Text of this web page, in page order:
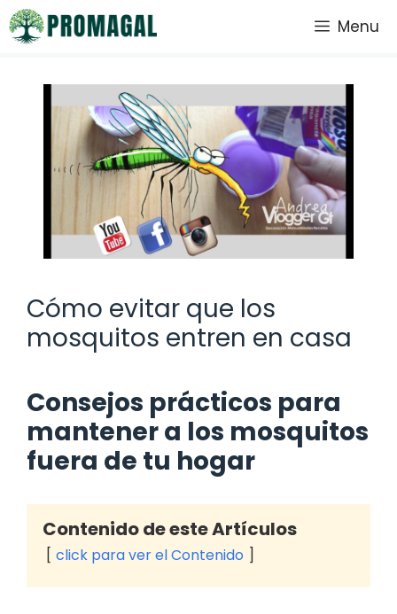
Saltar
al
Menu
Cómo evitar que los
mosquitos entren en casa
Consejos prácticos para
mantener a los mosquitos
fuera de tu hogar
Contenido de este Artículos
click para ver el Contenido